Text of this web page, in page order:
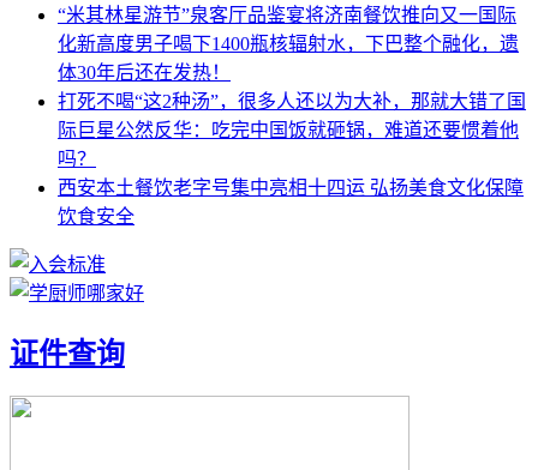
“米其林星游节”泉客厅品鉴宴将济南餐饮推向又一国际
化新高度男子喝下1400瓶核辐射水，下巴整个融化，遗
体30年后还在发热！
打死不喝“这2种汤”，很多人还以为大补，那就大错了国
际巨星公然反华：吃完中国饭就砸锅，难道还要惯着他
吗？
西安本土餐饮老字号集中亮相十四运 弘扬美食文化保障
饮食安全
证件查询